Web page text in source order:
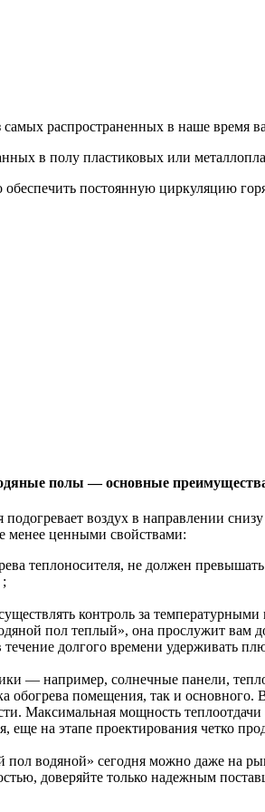
распространенных в наше время
в полу пластиковых или
постоянную циркуляцию
полы — основные
воздух в направлении
менее ценными свойствами:
теплоносителя, не должен
;
контроль за
пол теплый», она прослужит вам
долгого времени удерживать
— например, солнечные панели,
обогрева помещения, так и основного.
Максимальная мощность
на этапе проектирования четко
водяной» сегодня можно даже на
доверяйте только надежным